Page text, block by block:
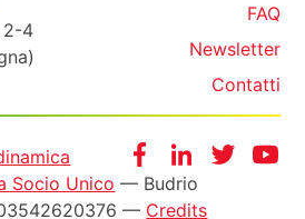
2-4
FAQ
Newsletter
Contatti
FacebookInstagram
Twitter
Socio Unico — Budrio
— Credits